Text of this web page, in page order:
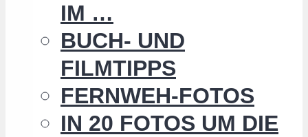
IM …
BUCH- UND
FILMTIPPS
FERNWEH-FOTOS
IN 20 FOTOS UM DIE